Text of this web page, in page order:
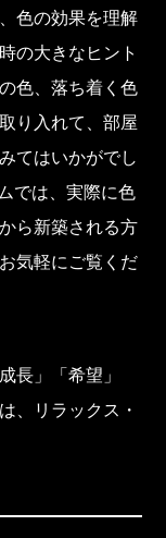
色の効果を理解
の大きなヒント
色、落ち着く色
り入れて、部屋
てはいかがでし
では、実際に色
ら新築される方
気軽にご覧くだ
長」「希望」
ラックス・